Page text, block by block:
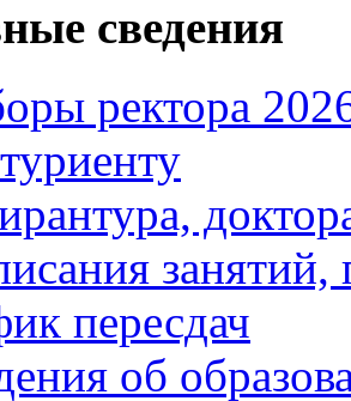
сведения
ректора
пересдач
об